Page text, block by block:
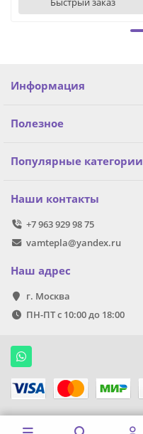
Быстрый заказ
Информация
Полезное
Популярные категории
Наши контакты
+7 963 929 98 75
vamtepla@yandex.ru
Наш адрес
г. Москва
ПН-ПТ с 10:00 до 18:00